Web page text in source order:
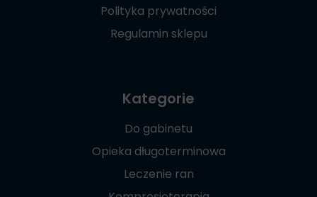
Polityka prywatności
Regulamin sklepu
Kategorie
Do gabinetu
Opieka długoterminowa
Leczenie ran